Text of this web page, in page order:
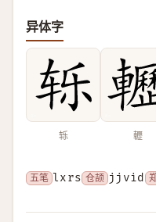
异体字
轹 轣
五笔 lxrs 仓颉 jjvid